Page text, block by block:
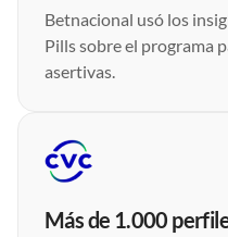
Betnacional usó los
Pills sobre el programa
asertivas.
Más de 1.000